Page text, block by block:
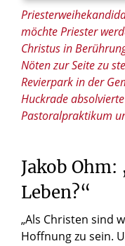
möchte Priester
Christus in
Nöten zur Seite zu
Revierpark in der
Huckrade
Pastoralpraktikum
Jakob
Leben?“
„Als Christen sind
Hoffnung zu sein.